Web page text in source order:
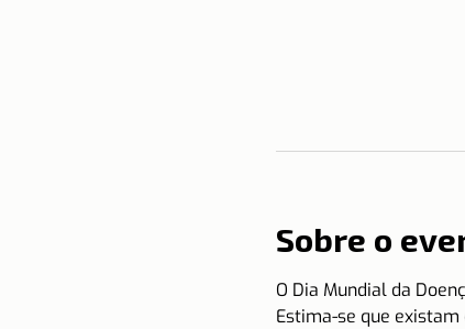
Sobre o
O Dia Mundial da
Estima-se que